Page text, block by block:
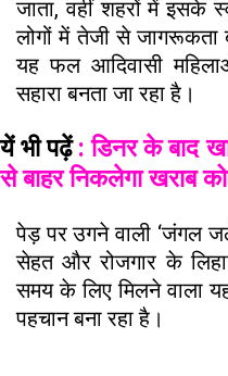
जाता, वहीं शहरों में इसके
लोगों में तेजी से
यह फल आदिवासी
सहारा बनता जा रहा है।
यें भी पढ़ें: डिनर के बाद
से बाहर निकलेगा खराब
पेड़ पर उगने वाली ‘जंगल
सेहत और रोजगार के
समय के लिए मिलने वाला
पहचान बना रहा है।